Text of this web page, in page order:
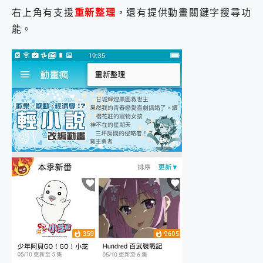
右上角有支援重新整理 ，還有提供動畫關鍵字搜尋功
能。